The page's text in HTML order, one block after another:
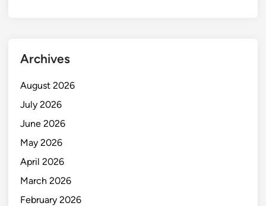
Archives
August 2026
July 2026
June 2026
May 2026
April 2026
March 2026
February 2026